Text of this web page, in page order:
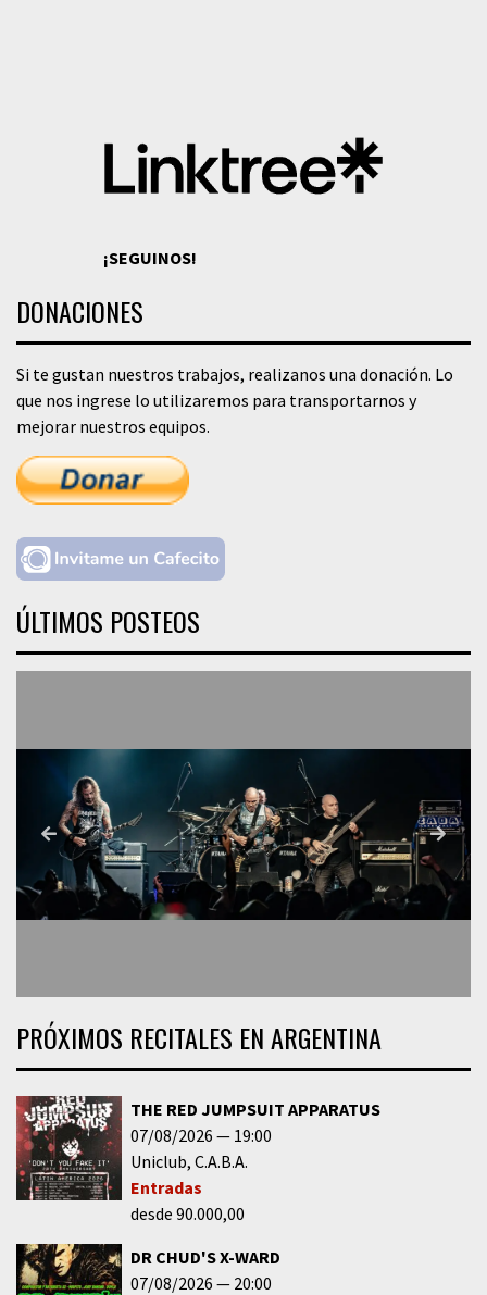
¡SEGUINOS!
DONACIONES
Si te gustan nuestros trabajos, realizanos una donación. Lo
que nos ingrese lo utilizaremos para transportarnos y
mejorar nuestros equipos.
ÚLTIMOS POSTEOS
PRÓXIMOS RECITALES EN ARGENTINA
THE RED JUMPSUIT APPARATUS
07/08/2026
19:00
Uniclub C.A.B.A.
Entradas
desde 90.000,00
DR CHUD'S X-WARD
07/08/2026
20:00